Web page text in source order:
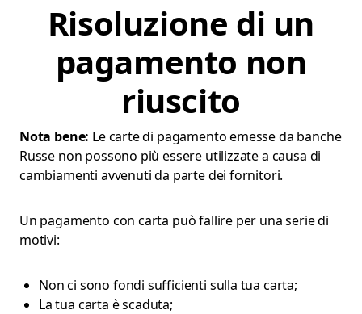
Risoluzione di un
pagamento non
riuscito
Nota bene: Le carte di pagamento emesse da banche
Russe non possono più essere utilizzate a causa di
cambiamenti avvenuti da parte dei fornitori.
Un pagamento con carta può fallire per una serie di
motivi:
Non ci sono fondi sufficienti sulla tua carta;
La tua carta è scaduta;